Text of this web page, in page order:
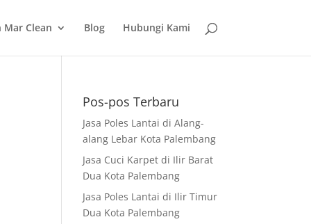
Mar Clean Blog Hubungi Kami
Pos-pos Terbaru
Jasa Poles Lantai di Alang-
alang Lebar Kota Palembang
Jasa Cuci Karpet di Ilir Barat
Dua Kota Palembang
Jasa Poles Lantai di Ilir Timur
Dua Kota Palembang